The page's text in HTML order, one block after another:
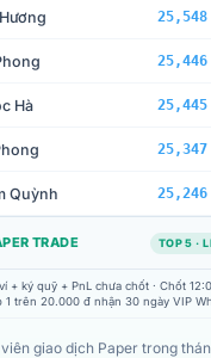
25,548
25,446
Hà 25,445
25,347
Quỳnh 25,246
TRADE TOP 5 ·
+ ký quỹ + PnL chưa chốt · Chốt
1 trên 20.000 đ nhận 30 ngày VIP
giao dịch Paper trong